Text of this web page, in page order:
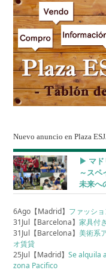
Nuevo anuncio en Plaza
▶︎ マド
～スペ
未来へ
6Ago【Madrid】 ファッシ
31Jul【Barcelona】家具付
31Jul【Barcelona】美術系
オ賃貸
25Jul【Madrid】Se alquila
zona Pacifico